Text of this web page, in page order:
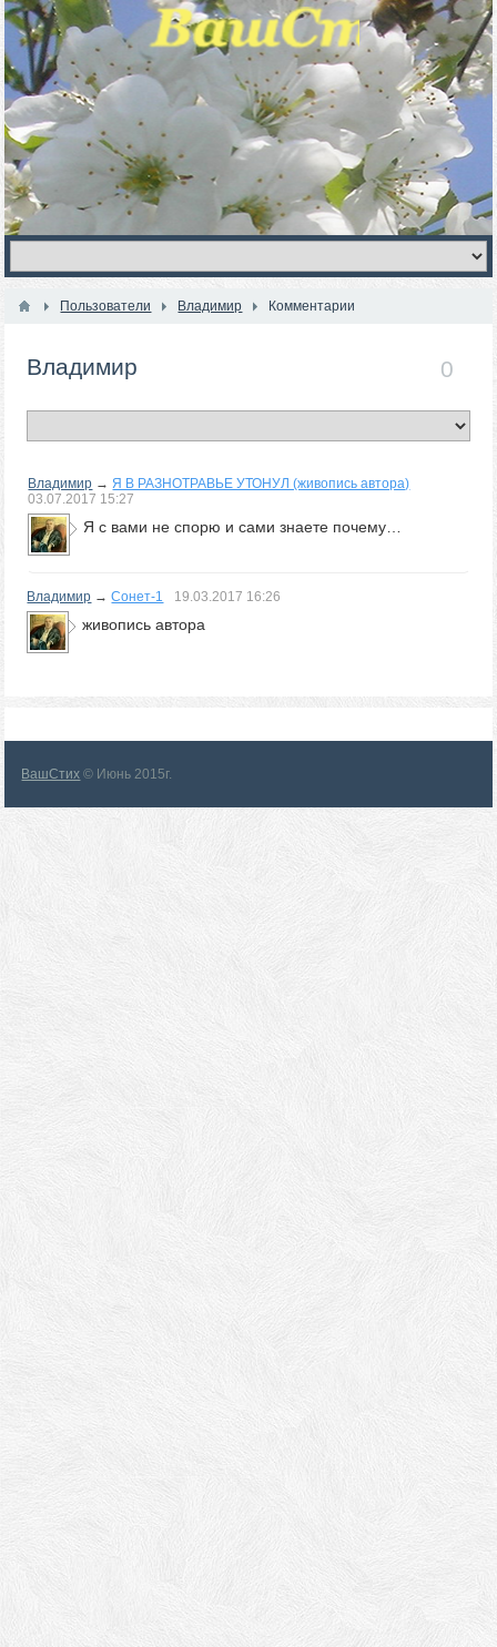
Пользователи Владимир Комментарии
0
Владимир
Владимир →Я В РАЗНОТРАВЬЕ УТОНУЛ (живопись автора)
03.07.2017 15:27
Я с вами не спорю и сами знаете почему…
Владимир →Сонет-1 19.03.2017 16:26
живопись автора
ВашСтих © Июнь 2015г.